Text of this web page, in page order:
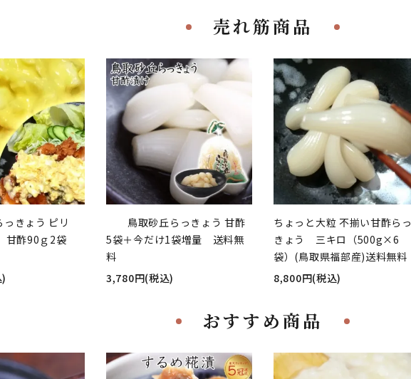
売れ筋商品
きょう ピリ
酢90ｇ2袋
鳥取砂丘らっきょう 甘酢
5袋＋今だけ1袋増量 送料無
料
3,780円(税込)
ちょっと大粒 不揃い甘酢らっ
きょう 三キロ（500g×6
袋）(鳥取県福部産)送料無料
8,800円(税込)
おすすめ商品